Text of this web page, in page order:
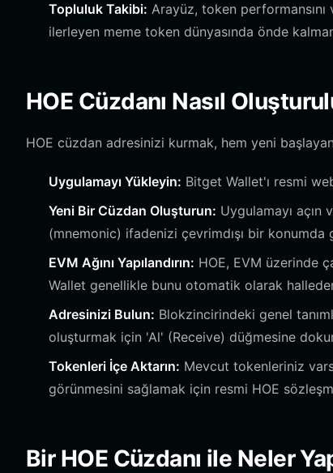
Topluluk Takibi: Arayüz, token
ilerleyen meme token dünyasında önde
HOE Cüzdanı Nasıl
HOE cüzdan adresinizi kurmak, hem yeni
Uygulamayı Yükleyin: Bitget Wallet'ı resmi
Yeni Bir Cüzdan Oluşturun: Uygulamayı açın
(mnemonic) ifadenizi çevrimdışı bir
EVM Ağını Yapılandırın: HOE, EVM üzerinde
Wallet genellikle bunu otomatik olarak
Adresinizi Bulun: Blokzincirindeki genel
oluşturmak için 'Al' (Receive) düğmesine
Tokenleri İçe Aktarın: Mevcut tokenleriniz
görünmesini sağlamak için resmi HOE
Bir HOE Cüzdanı ile Neler